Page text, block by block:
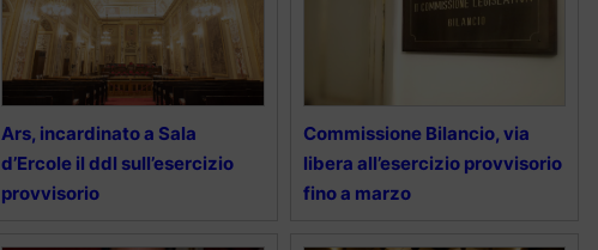
Ars, incardinato a Sala
d’Ercole il ddl sull’esercizio
provvisorio
Commissione Bilancio, via
libera all’esercizio provvisorio
fino a marzo